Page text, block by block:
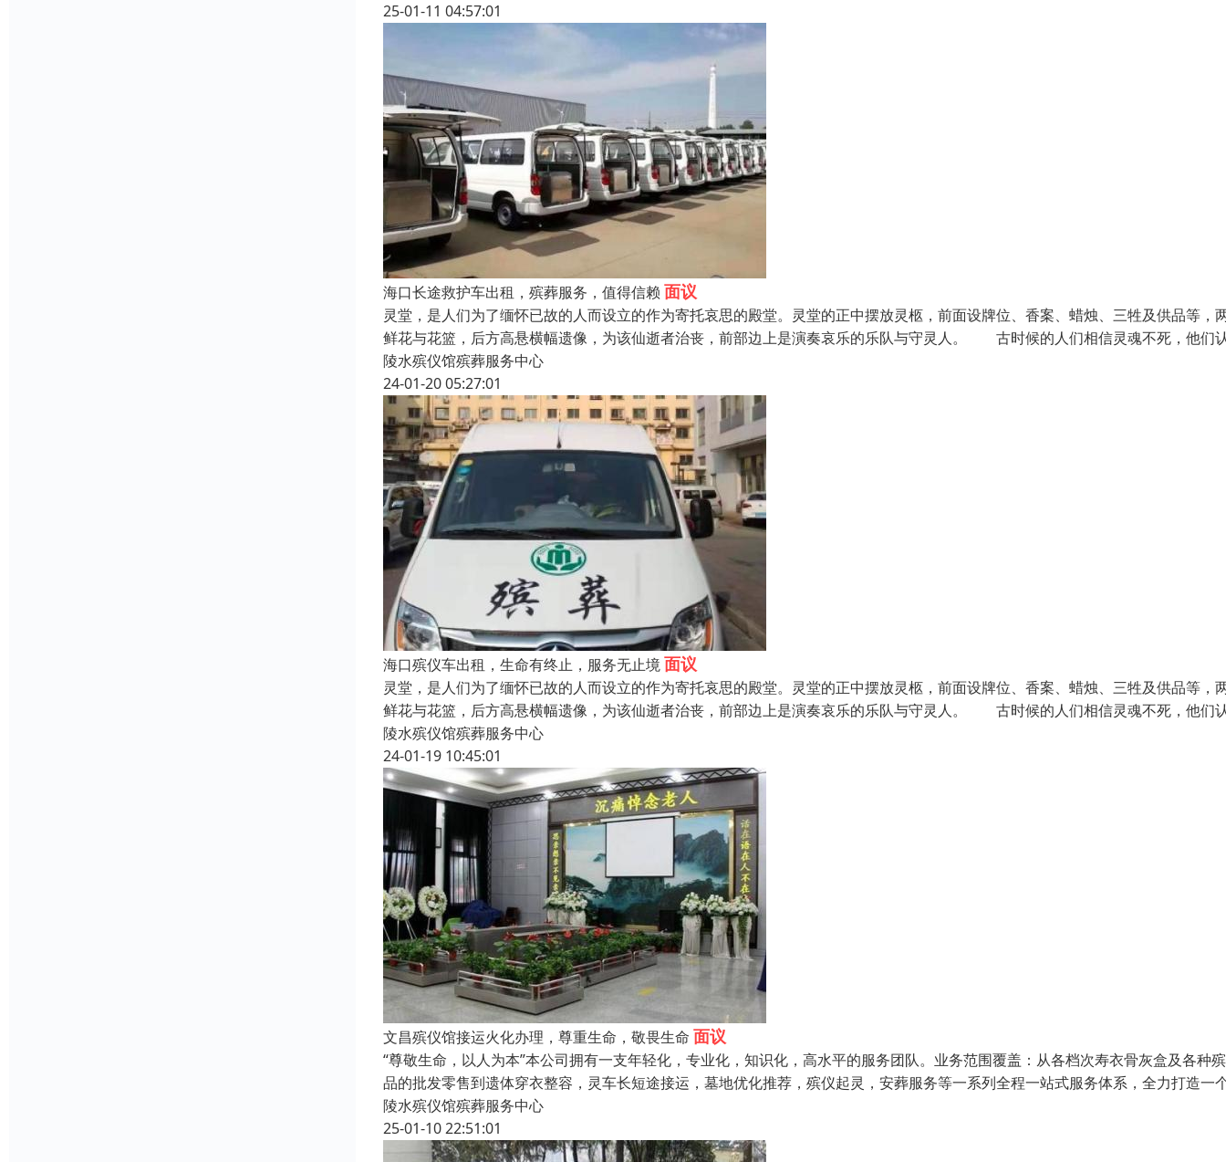
25-01-11 04:57:01
海口长途救护车出租，殡葬服务，值得信赖 面议
灵堂，是人们为了缅怀已故的人而设立的作为寄托哀思的殿堂。灵堂的正中摆放灵柩，前面设牌位、香案、蜡烛、三牲及供品等，
鲜花与花篮，后方高悬横幅遗像，为该仙逝者治丧，前部边上是演奏哀乐的乐队与守灵人。 古时候的人们相信灵魂不死，他们
陵水殡仪馆殡葬服务中心
24-01-20 05:27:01
海口殡仪车出租，生命有终止，服务无止境面议
灵堂，是人们为了缅怀已故的人而设立的作为寄托哀思的殿堂。灵堂的正中摆放灵柩，前面设牌位、香案、蜡烛、三牲及供品等，
鲜花与花篮，后方高悬横幅遗像，为该仙逝者治丧，前部边上是演奏哀乐的乐队与守灵人。 古时候的人们相信灵魂不死，他们
陵水殡仪馆殡葬服务中心
24-01-19 10:45:01
文昌殡仪馆接运火化办理，尊重生命，敬畏生命 面议
“尊敬生命，以人为本”本公司拥有一支年轻化，专业化，知识化，高水平的服务团队。业务范围覆盖：从各档次寿衣骨灰盒及各种
品的批发零售到遗体穿衣整容，灵车长短途接运，墓地优化推荐，殡仪起灵，安葬服务等一系列全程一站式服务体系，全力打造一
陵水殡仪馆殡葬服务中心
25-01-10 22:51:01